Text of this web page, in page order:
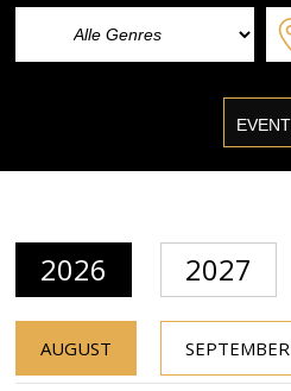
2026 2027
AUGUST SEPTEMBER